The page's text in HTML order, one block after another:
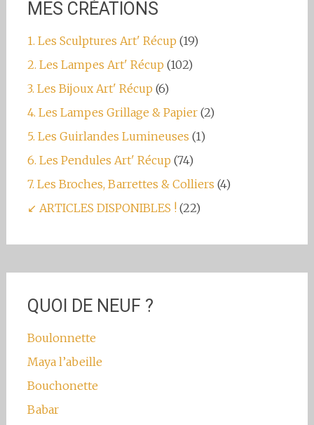
articles
MES CRÉATIONS
1. Les Sculptures Art' Récup (19)
2. Les Lampes Art' Récup (102)
3. Les Bijoux Art' Récup (6)
4. Les Lampes Grillage & Papier(2)
5. Les Guirlandes Lumineuses (1)
6. Les Pendules Art' Récup (74)
7. Les Broches, Barrettes & Colliers (4)
↙ ARTICLES DISPONIBLES !(22)
QUOI DE NEUF ?
Boulonnette
Maya l’abeille
Bouchonette
Babar